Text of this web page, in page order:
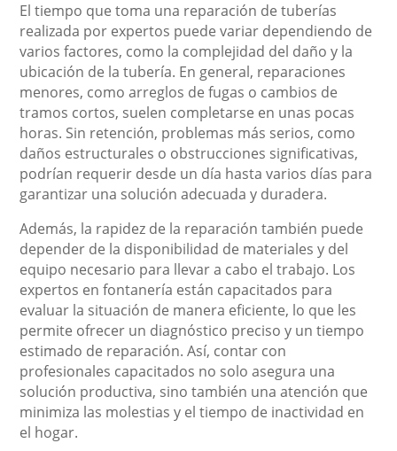
El tiempo que toma una reparación de tuberías
realizada por expertos puede variar dependiendo de
varios factores, como la complejidad del daño y la
ubicación de la tubería. En general, reparaciones
menores, como arreglos de fugas o cambios de
tramos cortos, suelen completarse en unas pocas
horas. Sin retención, problemas más serios, como
daños estructurales o obstrucciones significativas,
podrían requerir desde un día hasta varios días para
garantizar una solución adecuada y duradera.
Además, la rapidez de la reparación también puede
depender de la disponibilidad de materiales y del
equipo necesario para llevar a cabo el trabajo. Los
expertos en fontanería están capacitados para
evaluar la situación de manera eficiente, lo que les
permite ofrecer un diagnóstico preciso y un tiempo
estimado de reparación. Así, contar con
profesionales capacitados no solo asegura una
solución productiva, sino también una atención que
minimiza las molestias y el tiempo de inactividad en
el hogar.